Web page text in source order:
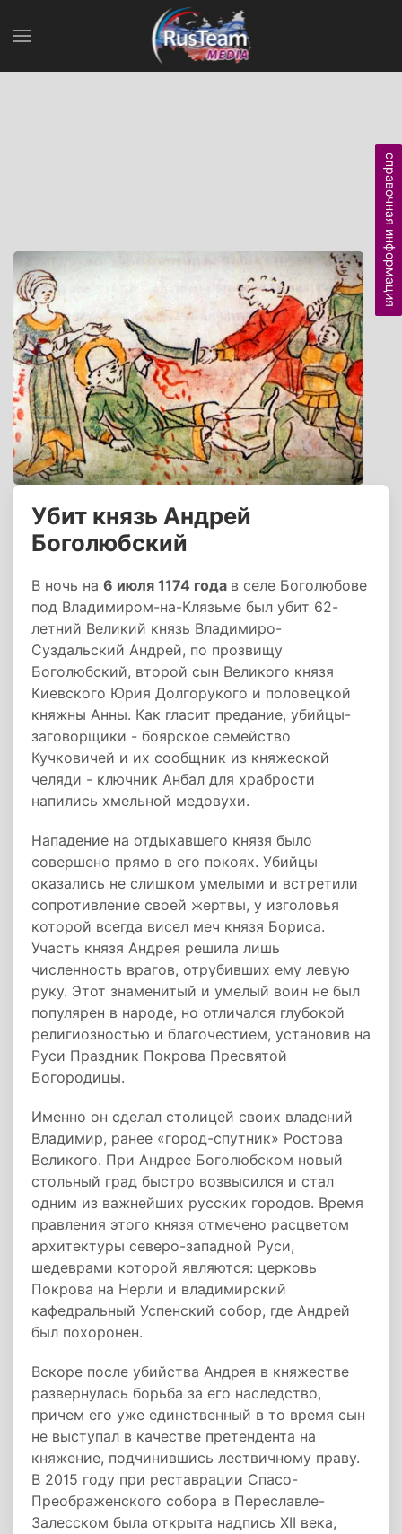
Убит князь Андрей
Боголюбский
В ночь на 6 июля 1174 года в селе Боголюбове
под Владимиром-на-Клязьме был убит 62-
летний Великий князь Владимиро-
Суздальский Андрей, по прозвищу
Боголюбский, второй сын Великого князя
Киевского Юрия Долгорукого и половецкой
княжны Анны. Как гласит предание, убийцы-
заговорщики - боярское семейство
Кучковичей и их сообщник из княжеской
челяди - ключник Анбал для храбрости
напились хмельной медовухи.
Нападение на отдыхавшего князя было
совершено прямо в его покоях. Убийцы
оказались не слишком умелыми и встретили
сопротивление своей жертвы, у изголовья
которой всегда висел меч князя Бориса.
Участь князя Андрея решила лишь
численность врагов, отрубивших ему левую
руку. Этот знаменитый и умелый воин не был
популярен в народе, но отличался глубокой
религиозностью и благочестием, установив на
Руси Праздник Покрова Пресвятой
Богородицы.
Именно он сделал столицей своих владений
Владимир, ранее «город-спутник» Ростова
Великого. При Андрее Боголюбском новый
стольный град быстро возвысился и стал
одним из важнейших русских городов. Время
правления этого князя отмечено расцветом
архитектуры северо-западной Руси,
шедеврами которой являются: церковь
Покрова на Нерли и владимирский
кафедральный Успенский собор, где Андрей
был похоронен.
Вскоре после убийства Андрея в княжестве
развернулась борьба за его наследство,
причем его уже единственный в то время сын
не выступал в качестве претендента на
княжение, подчинившись лествичному праву.
В 2015 году при реставрации Спасо-
Преображенского собора в Переславле-
Залесском была открыта надпись XII века,
справочная информация